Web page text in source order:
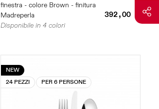
finestra - colore Brown - finitura
Madreperla
392,00 €
Disponibile in 4 colori
NEW
24 PEZZI
PER 6 PERSONE